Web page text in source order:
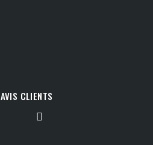
AVIS CLIENTS